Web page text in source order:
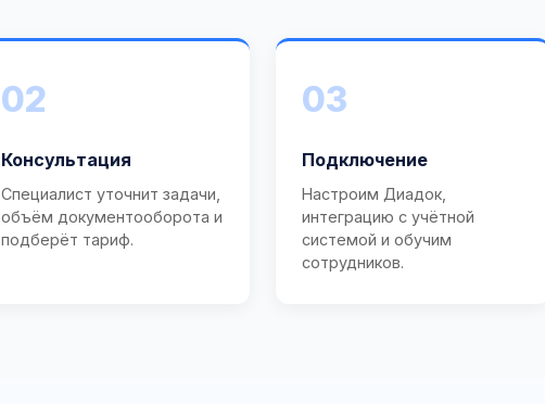
02
Консультация
Специалист уточнит задачи,
объём документооборота и
подберёт тариф.
03
Подключение
Настроим Диадок,
интеграцию с учётной
системой и обучим
сотрудников.